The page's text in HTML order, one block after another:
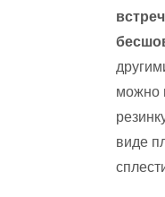
можно
виде